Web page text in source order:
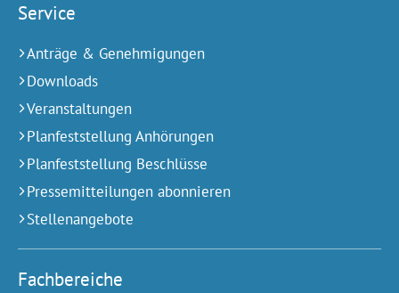
Service
Anträge & Genehmigungen
Downloads
Veranstaltungen
Planfeststellung Anhörungen
Planfeststellung Beschlüsse
Pressemitteilungen abonnieren
Stellenangebote
Fachbereiche